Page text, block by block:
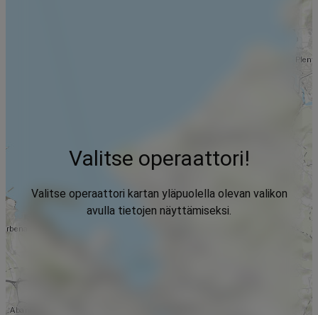
Valitse operaattori!
Valitse operaattori kartan yläpuolella olevan valikon
avulla tietojen näyttämiseksi.